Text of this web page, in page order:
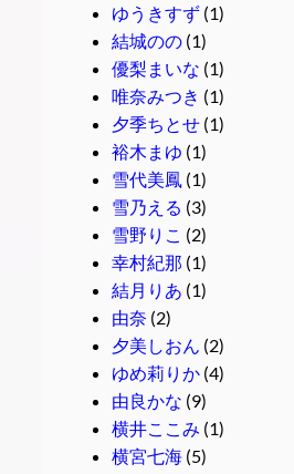
ゆうきすず(1)
結城のの(1)
優梨まいな (1)
唯奈みつき (1)
夕季ちとせ(1)
裕木まゆ (1)
雪代美鳳 (1)
雪乃える (3)
雪野りこ (2)
幸村紀那 (1)
結月りあ (1)
由奈 (2)
夕美しおん (2)
ゆめ莉りか(4)
由良かな (9)
横井ここみ (1)
横宮七海(5)